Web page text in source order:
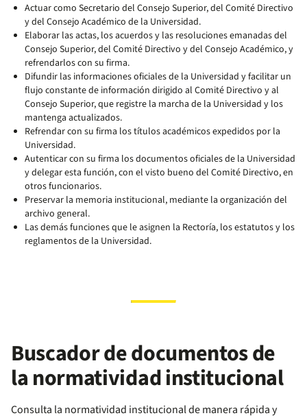
Actuar como Secretario del Consejo Superior, del Comité Directivo
y del Consejo Académico de la Universidad.
Elaborar las actas, los acuerdos y las resoluciones emanadas del
Consejo Superior, del Comité Directivo y del Consejo Académico, y
refrendarlos con su firma.
Difundir las informaciones oficiales de la Universidad y facilitar un
flujo constante de información dirigido al Comité Directivo y al
Consejo Superior, que registre la marcha de la Universidad y los
mantenga actualizados.
Refrendar con su firma los títulos académicos expedidos por la
Universidad.
Autenticar con su firma los documentos oficiales de la Universidad
y delegar esta función, con el visto bueno del Comité Directivo, en
otros funcionarios.
Preservar la memoria institucional, mediante la organización del
archivo general.
Las demás funciones que le asignen la Rectoría, los estatutos y los
reglamentos de la Universidad.
Buscador de documentos de
la normatividad institucional
Consulta la normatividad institucional de manera rápida y